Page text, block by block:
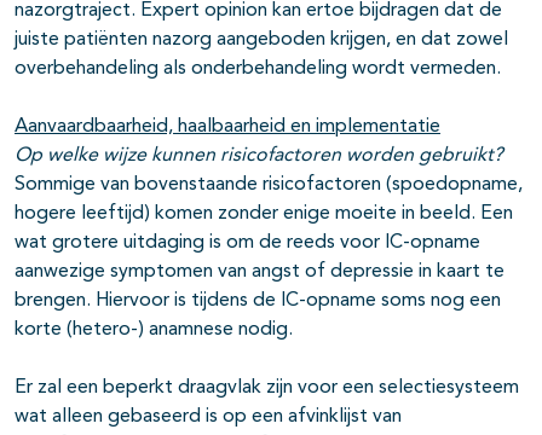
nazorgtraject. Expert opinion kan ertoe bijdragen dat de
juiste patiënten nazorg aangeboden krijgen, en dat zowel
overbehandeling als onderbehandeling wordt vermeden.
Aanvaardbaarheid, haalbaarheid en implementatie
Op welke wijze kunnen risicofactoren worden gebruikt?
Sommige van bovenstaande risicofactoren (spoedopname,
hogere leeftijd) komen zonder enige moeite in beeld. Een
wat grotere uitdaging is om de reeds voor IC-opname
aanwezige symptomen van angst of depressie in kaart te
brengen. Hiervoor is tijdens de IC-opname soms nog een
korte (hetero-) anamnese nodig.
Er zal een beperkt draagvlak zijn voor een selectiesysteem
wat alleen gebaseerd is op een afvinklijst van